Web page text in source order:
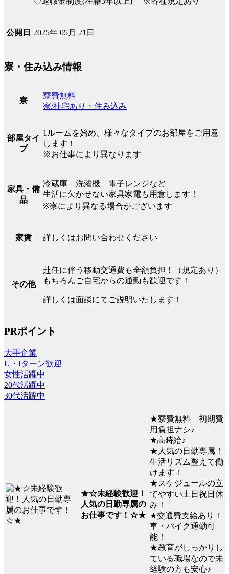
公開日 2025年 05月 21日
寮・住み込み情報
寮
寮費無料
寮/社宅あり・住み込み
部屋タイ
プ
1ルームを始め、様々なタイプのお部屋をご用意
します！
※お仕事により異なります
家具・備
品
冷蔵庫 洗濯機 電子レンジなど
生活に欠かせない家具家電も用意します！
※寮により異なる場合がございます
家賃 詳しくはお問い合わせください
その他
赴任に伴う移動交通費も全額負担！（規定あり）
もちろんご自宅からの通勤も歓迎です！
詳しくは面談にてご説明いたします！
PRポイント
大手企業
U・Iターン歓迎
女性活躍中
20代活躍中
30代活躍中
★☆未経験歓迎！
人気の日勤専属の
お仕事です！☆★
★寮費無料 初期費
用負担ナシ♪
★高時給♪
★人気の日勤専属！
生活リズム整えて働
けます！
★スケジュールの立
てやすい土日祝日休
み！
★交通費支給あり！
車・バイク通勤可
能！
★教育がしっかりし
ている職場なので未
経験の方も安心♪